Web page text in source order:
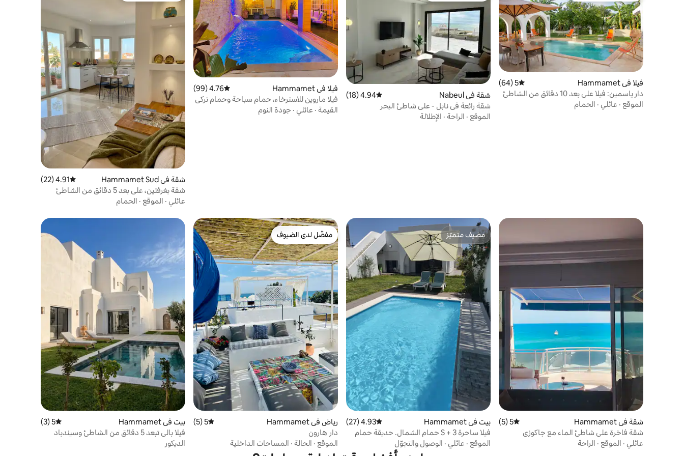
فيلا في Hammamet متوسط التقييم 5 من 5، 64 مراجعات
5 (64)
دار ياسمين: فيلا على بعد 10 دقائق من الشاطئ
الموقع · عائلي · الحمام
شقة في Nabeul‎ متوسط التقييم 4.94 من 5، 18 مراجعات
4.94 (18)
شقة رائعة في نابل - على شاطئ البحر
الموقع · الراحة · الإطلالة
فيلا في Hammamet متوسط التقييم 4.76 من 5، 99 مراجعات
4.76 (99)
فيلا ماروين للاسترخاء، حمام سباحة وحمام تركي
القيمة · عائلي · جودة النوم
شقة في Hammamet Sud متوسط التقييم 4.91 من 5، 22 مراجعات
4.91 (22)
شقة بغرفتين، على بعد 5 دقائق من الشاطئ
عائلي · الموقع · الحمام
شقة في Hammamet متوسط التقييم 5 من 5، 5 مراجعات
5 (5)
شقة فاخرة على شاطئ الماء مع جاكوزي
عائلي · الموقع · الراحة
مضيف متميّز
مضيف متميّز
بيت في Hammamet متوسط التقييم 4.93 من 5، 27 مراجعات
4.93 (27)
فيلا ساحرة S + 3 حمام الشمال. حديقة حمام
السباحة
الموقع · عائلي · الوصول والتجوّل
مفضّل لدى الضيوف
مفضّل لدى الضيوف
رياض في Hammamet متوسط التقييم 5 من 5، 5 مراجعات
5 (5)
دار هارون
الموقع · الحالة · المساحات الداخلية
بيت في Hammamet متوسط التقييم 5 من 5، 3 مراجعات
5 (3)
فيلا بالي تبعد 5 دقائق من الشاطئ وسيندباد
الديكور